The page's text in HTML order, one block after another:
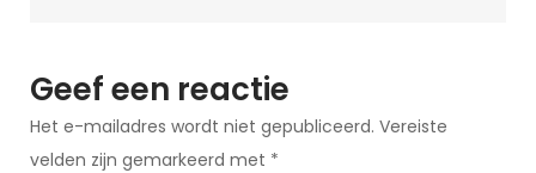
Geef een reactie
Het e-mailadres wordt niet gepubliceerd. Vereiste
velden zijn gemarkeerd met *